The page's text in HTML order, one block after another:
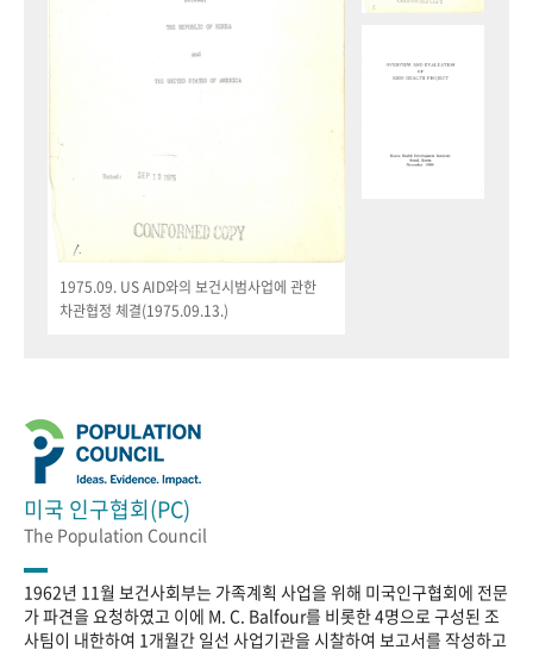
1975.09. US AID와의 보건시범사업에 관한
차관협정 체결(1975.09.13.)
미국 인구협회(PC)
The Population Council
1962년 11월 보건사회부는 가족계획 사업을 위해 미국인구협회에 전문
가 파견을 요청하였고 이에 M. C. Balfour를 비롯한 4명으로 구성된 조
사팀이 내한하여 1개월간 일선 사업기관을 시찰하여 보고서를 작성하고